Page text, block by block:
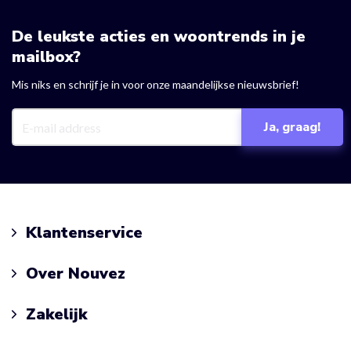
De leukste acties en woontrends in je
mailbox?
Mis niks en schrijf je in voor onze maandelijkse nieuwsbrief!
Klantenservice
Over Nouvez
Zakelijk